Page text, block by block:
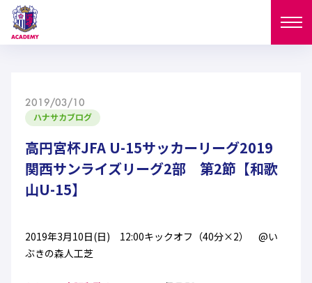
NEWS
U-18
U-12
試合日程
MATCH
U-18 U-15
選手
スタッフ
セレクション
フィロソフィー
2019/03/10
ハナサカブログ
高円宮杯JFA U-15サッカーリーグ2019
関西サンライズリーグ2部 第2節【和歌
山U-15】
2019年3月10日(日) 12:00キックオフ（40分×2） @い
ぶきの森人工芝